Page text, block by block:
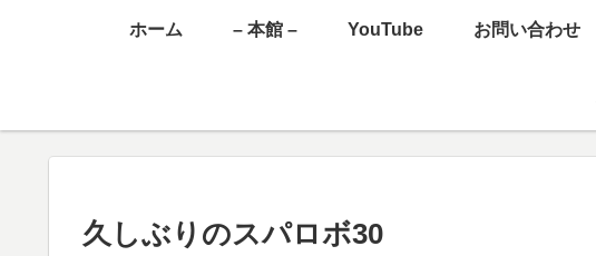
ホーム – 本館 – YouTube お問い合わせ
久しぶりのスパロボ30